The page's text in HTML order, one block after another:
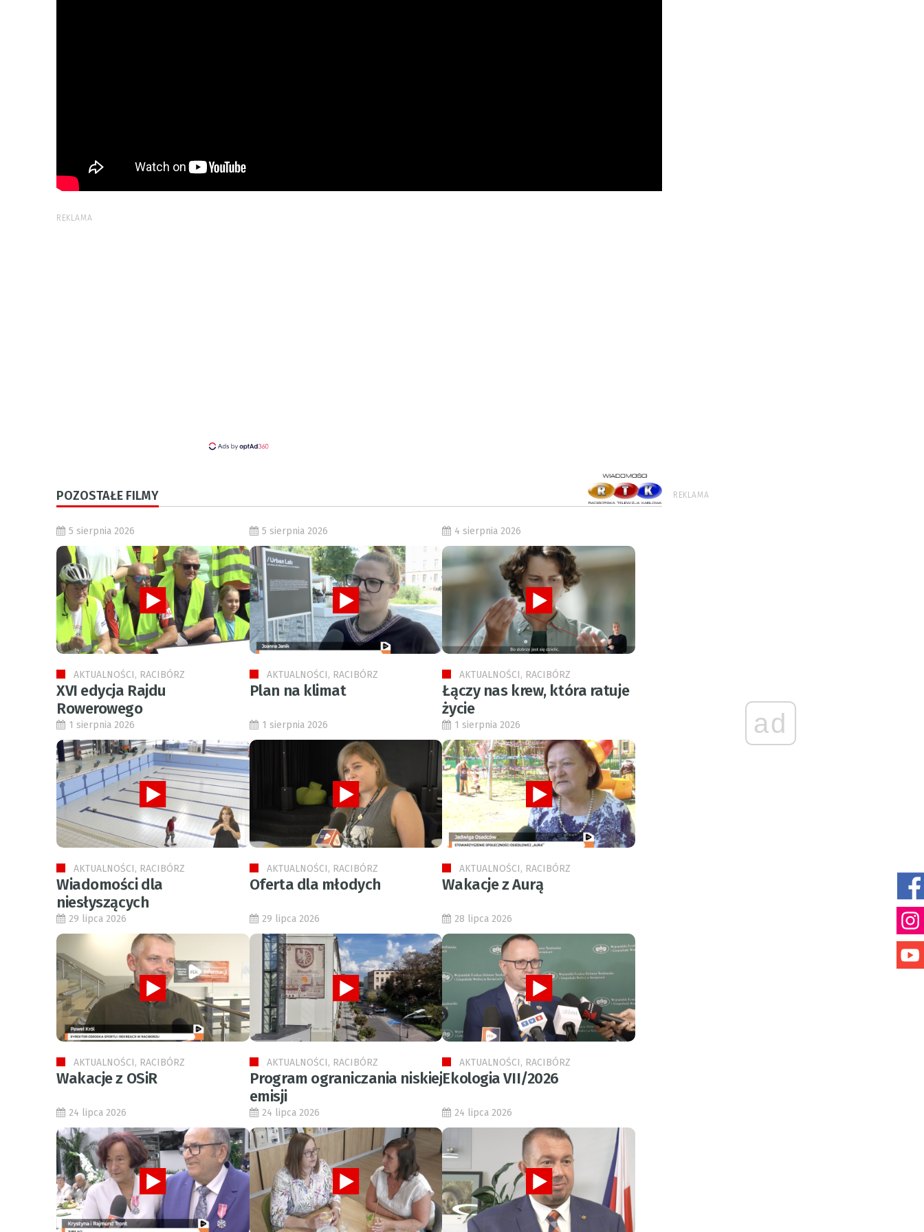
REKLAMA
POZOSTAŁE FILMY
5 sierpnia 2026
AKTUALNOŚCI, RACIBÓRZ
XVI edycja Rajdu
Rowerowego
5 sierpnia 2026
AKTUALNOŚCI, RACIBÓRZ
Plan na klimat
4 sierpnia 2026
AKTUALNOŚCI, RACIBÓRZ
Łączy nas krew, która ratuje
życie
1 sierpnia 2026
AKTUALNOŚCI, RACIBÓRZ
Wiadomości dla
niesłyszących
1 sierpnia 2026
AKTUALNOŚCI, RACIBÓRZ
Oferta dla młodych
1 sierpnia 2026
AKTUALNOŚCI, RACIBÓRZ
Wakacje z Aurą
29 lipca 2026
AKTUALNOŚCI, RACIBÓRZ
Wakacje z OSiR
29 lipca 2026
AKTUALNOŚCI, RACIBÓRZ
Program ograniczania niskiej
emisji
28 lipca 2026
AKTUALNOŚCI, RACIBÓRZ
Ekologia VII/2026
24 lipca 2026 24 lipca 2026 24 lipca 2026
REKLAMA
ad